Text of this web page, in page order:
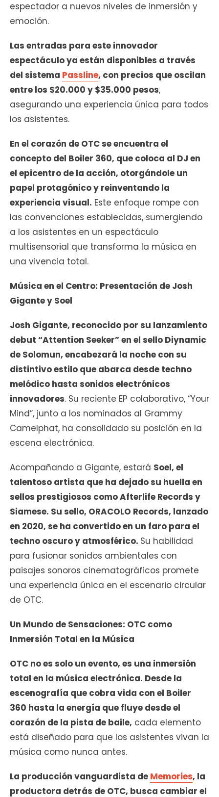
espectador a nuevos niveles de inmersión y
emoción.
Las entradas para este innovador
espectáculo ya están disponibles a través
del sistema Passline, con precios que oscilan
entre los $20.000 y $35.000 pesos,
asegurando una experiencia única para todos
los asistentes.
En el corazón de OTC se encuentra el
concepto del Boiler 360, que coloca al DJ en
el epicentro de la acción, otorgándole un
papel protagónico y reinventando la
experiencia visual. Este enfoque rompe con
las convenciones establecidas, sumergiendo
a los asistentes en un espectáculo
multisensorial que transforma la música en
una vivencia total.
Música en el Centro: Presentación de Josh
Gigante y Soel
Josh Gigante, reconocido por su lanzamiento
debut “Attention Seeker” en el sello Diynamic
de Solomun, encabezará la noche con su
distintivo estilo que abarca desde techno
melódico hasta sonidos electrónicos
innovadores. Su reciente EP colaborativo, “Your
Mind”, junto a los nominados al Grammy
Camelphat, ha consolidado su posición en la
escena electrónica.
Acompañando a Gigante, estará Soel, el
talentoso artista que ha dejado su huella en
sellos prestigiosos como Afterlife Records y
Siamese. Su sello, ORACOLO Records, lanzado
en 2020, se ha convertido en un faro para el
techno oscuro y atmosférico. Su habilidad
para fusionar sonidos ambientales con
paisajes sonoros cinematográficos promete
una experiencia única en el escenario circular
de OTC.
Un Mundo de Sensaciones: OTC como
Inmersión Total en la Música
OTC no es solo un evento, es una inmersión
total en la música electrónica. Desde la
escenografía que cobra vida con el Boiler
360 hasta la energía que fluye desde el
corazón de la pista de baile, cada elemento
está diseñado para que los asistentes vivan la
música como nunca antes.
La producción vanguardista de Memories, la
productora detrás de OTC, busca cambiar el